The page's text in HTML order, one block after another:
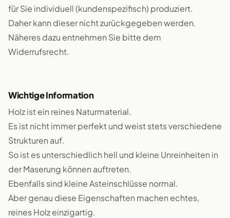
für Sie individuell (kundenspezifisch) produziert.
Daher kann dieser nicht zurückgegeben werden.
Näheres dazu entnehmen Sie bitte dem
Widerrufsrecht.
Wichtige Information
Holz ist ein reines Naturmaterial.
Es ist nicht immer perfekt und weist stets verschiedene
Strukturen auf.
So ist es unterschiedlich hell und kleine Unreinheiten in
der Maserung können auftreten.
Ebenfalls sind kleine Asteinschlüsse normal.
Aber genau diese Eigenschaften machen echtes,
reines Holz einzigartig.